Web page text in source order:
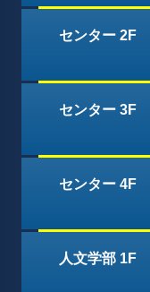
センター 2F
センター 3F
センター 4F
人文学部 1F